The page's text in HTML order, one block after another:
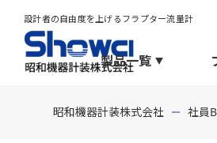
設計者の自由度を上げるフラプター流量計
製品一覧
昭和機器計装株式会社 社員